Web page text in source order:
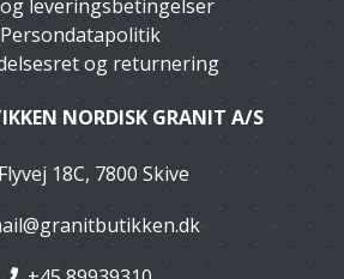
leveringsbetingelser
Persondatapolitik
og returnering
NORDISK GRANIT A/S
Flyvej 18C, 7800 Skive